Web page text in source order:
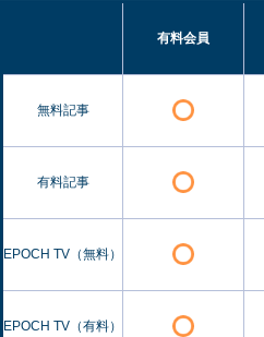
有料会員
無料記事
有料記事
EPOCH TV（無料）
EPOCH TV（有料）